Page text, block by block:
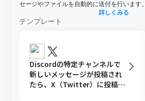
セージやファイルを自動的に送付を行います。
詳しくみる
テンプレート
Discordの特定チャンネルで
新しいメッセージが投稿され
たら、X（Twitter）に投稿す